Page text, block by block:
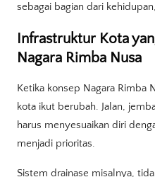
sebagai bagian dari
Infrastruktur Kota
Nagara Rimba Nusa
Ketika konsep Nagara Rimba
kota ikut berubah. Jalan,
harus menyesuaikan diri
menjadi prioritas.
Sistem drainase misalnya,